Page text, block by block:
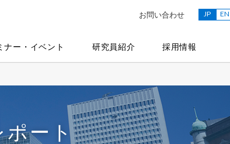
ナー・イベント 研究員紹介 採用情報
お問い合わせ JP EN
ポート